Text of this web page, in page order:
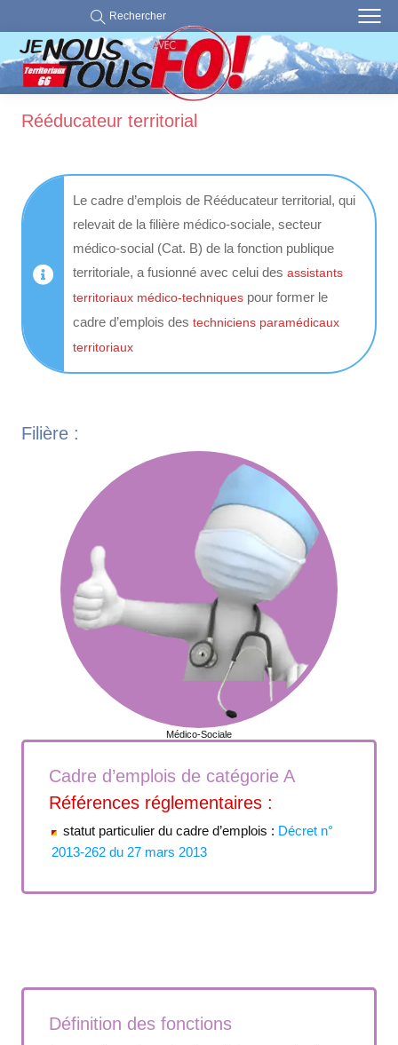
Rechercher
Rééducateur territorial
Le cadre d’emplois de Rééducateur territorial, qui
relevait de la filière médico-sociale, secteur
médico-social (Cat. B) de la fonction publique
territoriale, a fusionné avec celui desassistants
territoriaux médico-techniques pour former le
cadre d’emplois destechniciens paramédicaux
territoriaux
Filière :
Médico-Sociale
Cadre d’emplois de catégorie A
Références réglementaires :
statut particulier du cadre d’emplois : Décret n°
2013-262 du 27 mars 2013
Définition des fonctions